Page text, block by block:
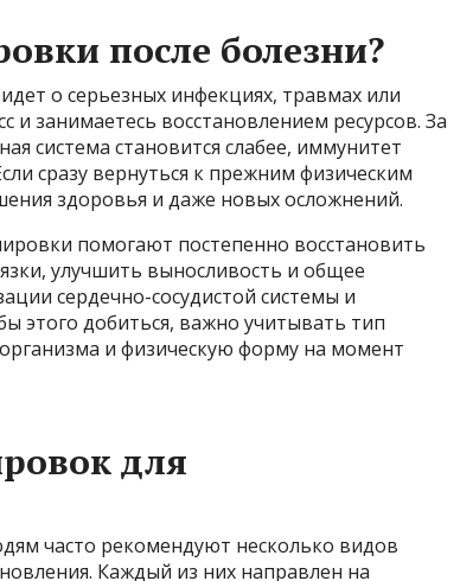
после болезни?
о серьезных инфекциях, травмах или
и занимаетесь восстановлением ресурсов. За
система становится слабее, иммунитет
сразу вернуться к прежним физическим
здоровья и даже новых осложнений.
помогают постепенно восстановить
улучшить выносливость и общее
сердечно-сосудистой системы и
этого добиться, важно учитывать тип
и физическую форму на момент
для
часто рекомендуют несколько видов
Каждый из них направлен на